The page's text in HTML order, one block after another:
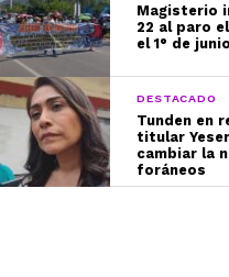
Magisterio
22 al paro
el 1° de junio
DESTACADO
Tunden en
titular
cambiar la
foráneos